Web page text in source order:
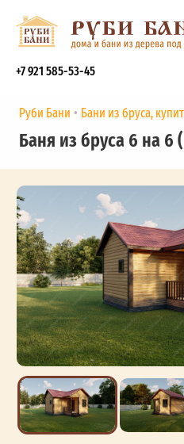
+7 921 585-53-45
Руби Бани Бани из бруса,
Баня из бруса 6 на 6